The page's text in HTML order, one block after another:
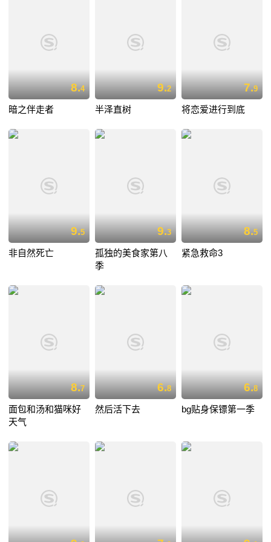
8.4
暗之伴走者
9.2
半泽直树
7.9
将恋爱进行到底
9.5
非自然死亡
9.3
孤独的美食家第八
季
8.5
紧急救命3
8.7
面包和汤和猫咪好
天气
6.8
然后活下去
6.8
bg贴身保镖第一季